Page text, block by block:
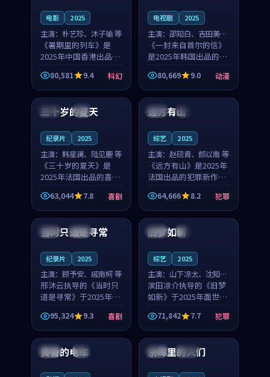
电影 2025
主演： 朴艺珍、沐子瑜 等
《暑期里的列车》是
2025年中国香港出品的
科幻新作，主创团队希
望用城市夜归人的故事
让观众停下来想一想。
朴艺珍领衔，沐子瑜担
任重要角色，郑书延的
80,581 9.4 科幻
电视剧 2025
主演： 邵知白、吉田美琴
等
《一封来自首尔的信》
是2025年韩国出品的动
漫新作，主创团队希望
用高考往事的故事让观
众停下来想一想。邵知
重要角色，谢承南的
80,669 9.0 动漫
法国 4K
三十岁的夏天
纪录片 2025
主演： 韩星澜、陆见鹿 等
《三十岁的夏天》是
2025年法国出品的喜剧
新作，主创团队希望用
深夜电台的故事让观众
停下来想一想。韩星澜
角色，山田纯一的叙事
63,044 7.8 喜剧
法国 独播
远方有山
综艺 2025
主演： 赵砚青、颜以南 等
《远方有山》是2025年
法国出品的犯罪新作，
主创团队希望用高校追
梦的故事让观众停下来
想一想。赵砚青领衔，
颜以南担任重要角色，
山田纯一的叙事节奏
64,666 8.2 犯罪
泰国 杜比
当时只道是寻常
纪录片 2025
主演： 顾予安、戚南柯 等
邢沐云执导的《当时只
道是寻常》于2025年面
世，泰国的城市气质与
母女情深的人物心境共
同构筑了影片基调。顾
予安、戚南柯用细腻的
表演撑起整部喜剧电
95,324 9.3 喜剧
中国 高分
旧梦如新
综艺 2025
主演： 山下凉太、沈知韵
等
滨田凉介执导的《旧梦
如新》于2025年面世，
中国台湾的城市气质与
异国相遇的人物心境共
同构筑了影片基调。山
下凉太、沈知韵用细腻
的表演撑起整部犯罪
71,842 7.7 犯罪
日本 4K
黄昏的电车 泰国 完结
余晖里的人们